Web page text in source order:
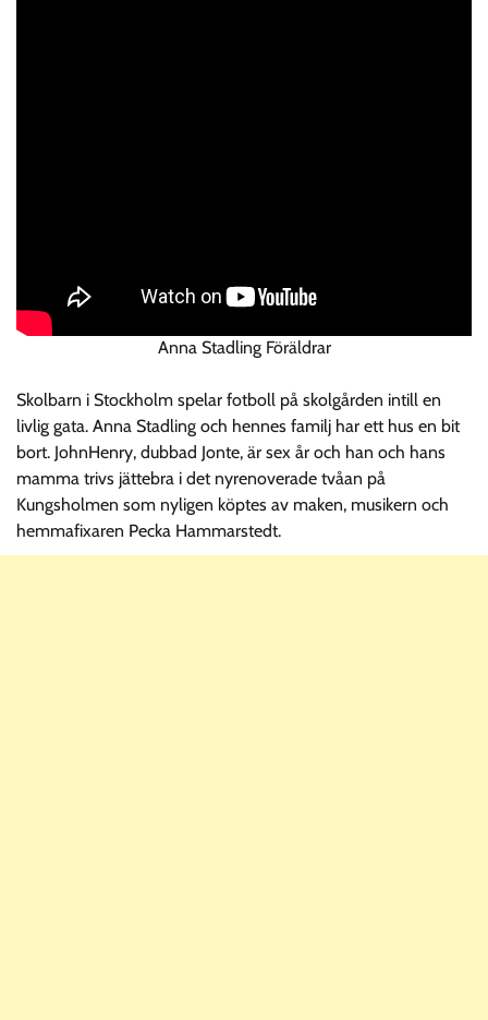
Anna Stadling Föräldrar
Skolbarn i Stockholm spelar fotboll på skolgården intill en
livlig gata. Anna Stadling och hennes familj har ett hus en bit
bort. JohnHenry, dubbad Jonte, är sex år och han och hans
mamma trivs jättebra i det nyrenoverade tvåan på
Kungsholmen som nyligen köptes av maken, musikern och
hemmafixaren Pecka Hammarstedt.